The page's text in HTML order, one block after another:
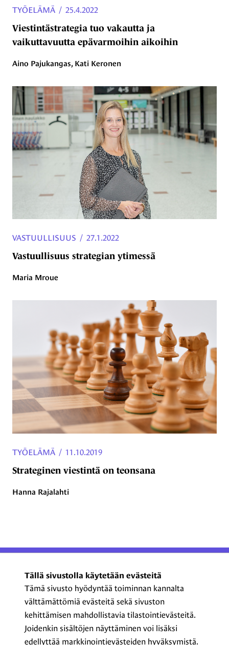
Tällä sivustolla käytetään evästeitä
Tämä sivusto hyödyntää toiminnan kannalta
välttämättömiä evästeitä sekä sivuston
kehittämisen mahdollistavia tilastointievästeitä.
Joidenkin sisältöjen näyttäminen voi lisäksi
edellyttää markkinointievästeiden hyväksymistä.
Viestintästrategia tuo vakautta ja
vaikuttavuutta epävarmoihin aikoihin
TYÖELÄMÄ / 25.4.2022
Aino Pajukangas, Kati Keronen
Vastuullisuus strategian ytimessä
VASTUULLISUUS / 27.1.2022
Maria Mroue
Strateginen viestintä on teonsana
TYÖELÄMÄ / 11.10.2019
Hanna Rajalahti
ProCom – Viestinnän
ammattilaiset ry
Kasarmikatu 23 A 5, 2. krs
00130 Helsinki
+358 44 720 3022
procom@procom.fi